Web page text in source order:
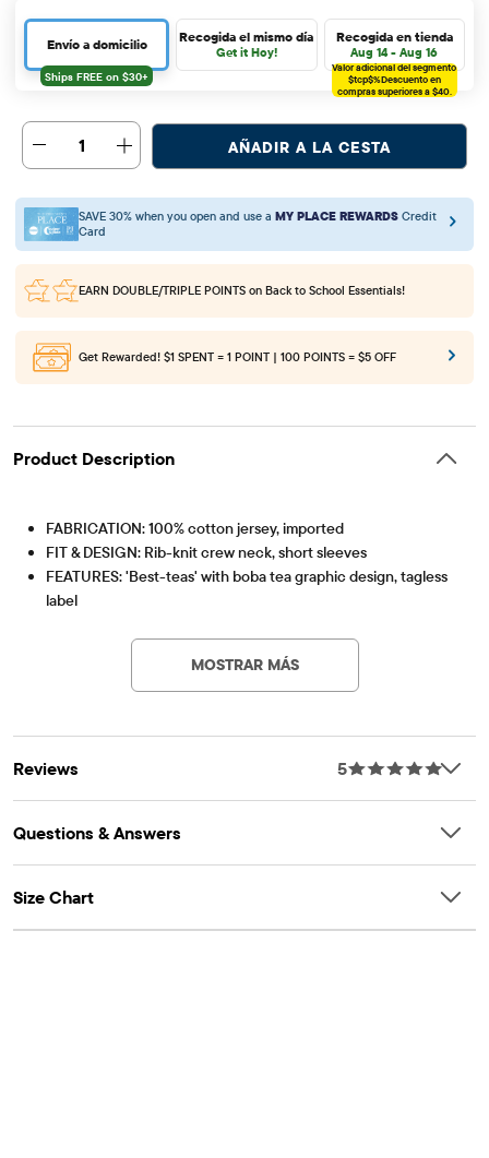
Envío a domicilio Recogida el mismo día
Get it Hoy!
Recogida en tienda
Aug 14 - Aug 16
Valor adicional del segmento
$tcp$%Descuento en
compras superiores a $40.
1 AÑADIR A LA CESTA
SAVE 30% when you open and use a MY PLACE REWARDS Credit
Card
EARN DOUBLE/TRIPLE POINTS on Back to School Essentials!
Get Rewarded! $1 SPENT = 1 POINT | 100 POINTS = $5 OFF
Product Description
FABRICATION: 100% cotton jersey, imported
FIT & DESIGN: Rib-knit crew neck, short sleeves
FEATURES: 'Best-teas' with boba tea graphic design, tagless
label
MOSTRAR MÁS
Reviews 5
Questions & Answers
Size Chart